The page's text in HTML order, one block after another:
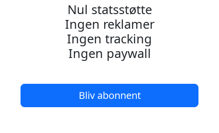
Nul statsstøtte
Ingen reklamer
Ingen tracking
Ingen paywall
Bliv abonnent